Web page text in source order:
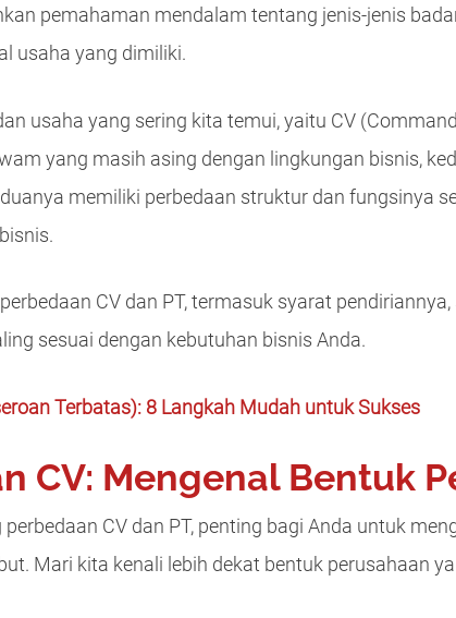
pemahaman mendalam tentang jenis-jenis
usaha yang dimiliki.
usaha yang sering kita temui, yaitu CV
yang masih asing dengan lingkungan bisnis,
memiliki perbedaan struktur dan fungsinya
CV dan PT, termasuk syarat
sesuai dengan kebutuhan bisnis Anda.
Terbatas): 8 Langkah Mudah untuk Sukses
CV: Mengenal Bentuk
CV dan PT, penting bagi Anda untuk
Mari kita kenali lebih dekat bentuk perusahaan